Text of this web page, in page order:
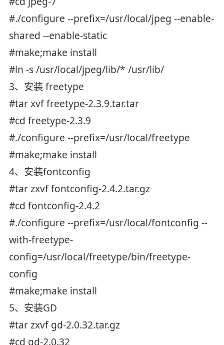
#./configure --prefix=/usr/local/jpeg --enable-
shared --enable-static
#make;make install
#ln -s /usr/local/jpeg/lib/* /usr/lib/
3、安装 freetype
#tar xvf freetype-2.3.9.tar.tar
#cd freetype-2.3.9
#./configure --prefix=/usr/local/freetype
#make;make install
4、安装fontconfig
#tar zxvf fontconfig-2.4.2.tar.gz
#cd fontconfig-2.4.2
#./configure --prefix=/usr/local/fontconfig --
with-freetype-
config=/usr/local/freetype/bin/freetype-
config
#make;make install
5、安装GD
#tar zxvf gd-2.0.32.tar.gz
#cd gd-2.0.32